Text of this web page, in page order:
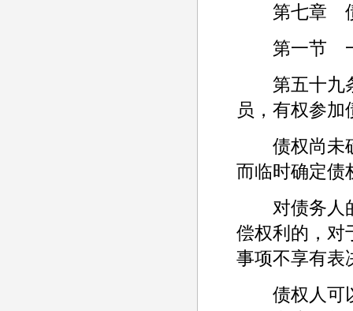
第七章 债
第一节 一
第五十九条
员，有权参
债权尚未确
而临时确定债
对债务人的
偿权利的，对
事项不享有表
债权人可以